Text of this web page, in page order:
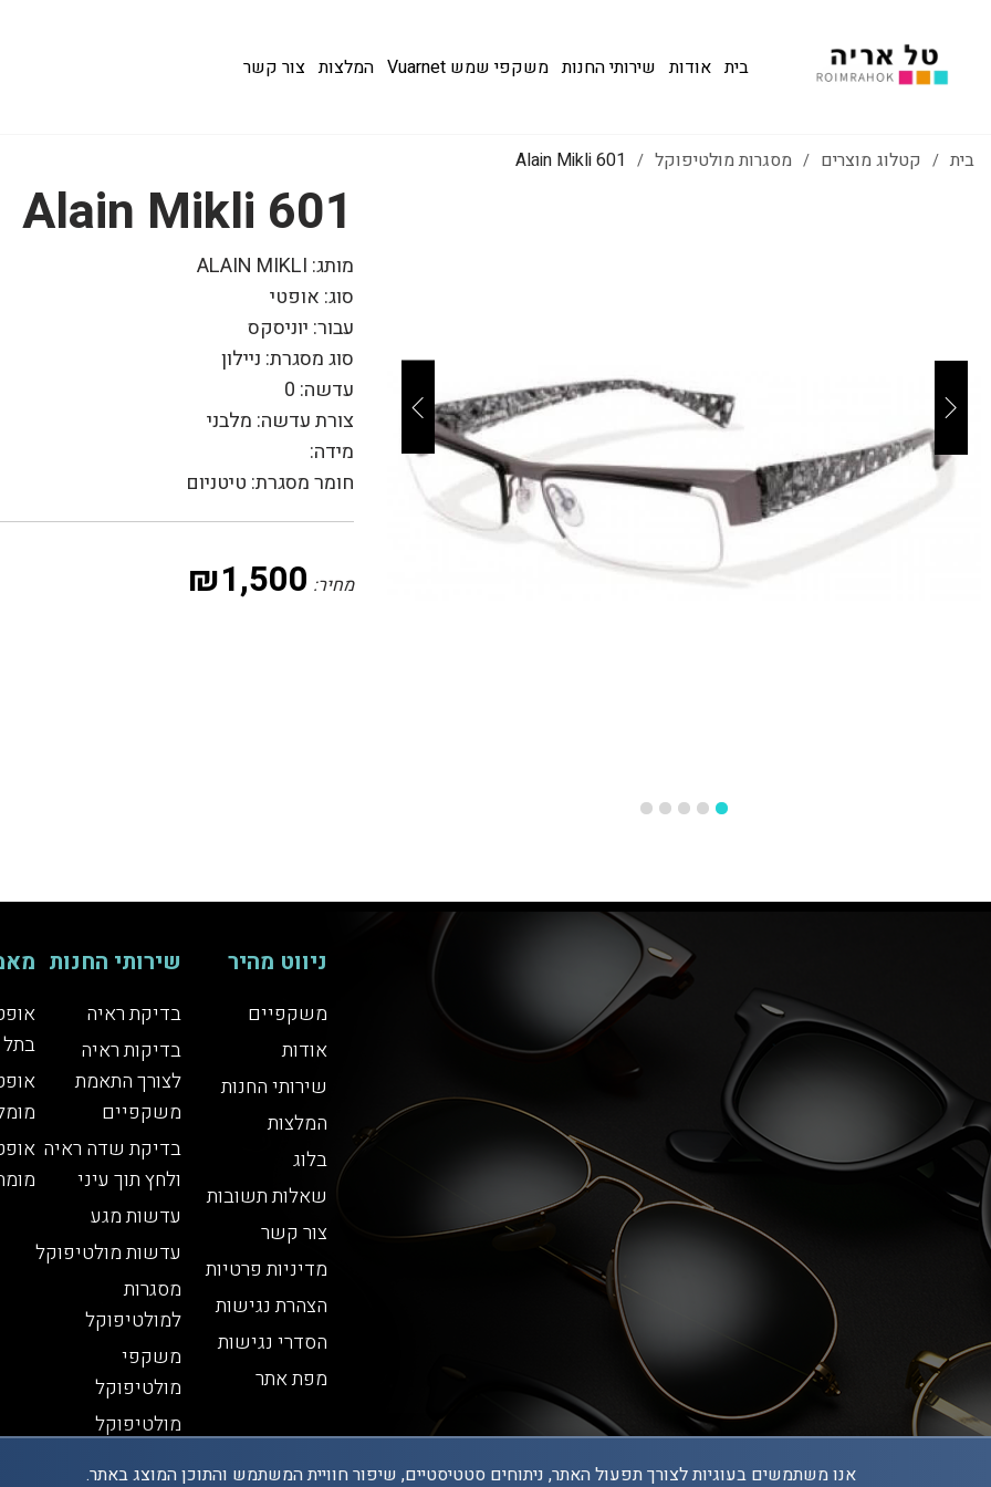
בית אודות שירותי החנות משקפי שמש Vuarnet המלצות צור קשר
בית / קטלוג מוצרים / מסגרות מולטיפוקל /
601 Alain Mikli
601 Alain Mikli
מותג: ALAIN MIKLI
סוג: אופטי
עבור: יוניסקס
סוג מסגרת: ניילון
עדשה: 0
צורת עדשה: מלבני
מידה:
חומר מסגרת: טיטניום
מחיר: ₪1,500
ניווט מהיר
משקפיים
אודות
שירותי החנות
המלצות
בלוג
שאלות תשובות
צור קשר
מדיניות פרטיות
הצהרת נגישות
הסדרי נגישות
מפת אתר
שירותי החנות
בדיקת ראיה
בדיקות ראיה
לצורך התאמת
משקפיים
בדיקת שדה ראיה
ולחץ תוך עיני
עדשות מגע
עדשות מולטיפוקל
מסגרות
למולטיפוקל
משקפי
מולטיפוקל
מולטיפוקל
אנו משתמשים בעוגיות לצורך תפעול האתר, ניתוחים סטטיסטיים, שיפור חוויית המשתמש והתוכן המוצג באתר.